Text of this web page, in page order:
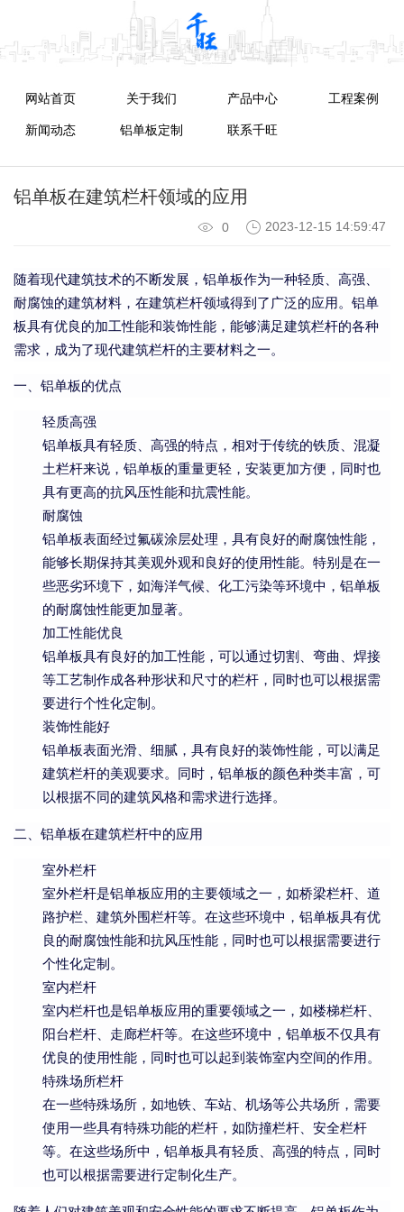
网站首页 关于我们 产品中心 工程案例
新闻动态 铝单板定制 联系千旺
铝单板在建筑栏杆领域的应用
0 2023-12-15 14:59:47
随着现代建筑技术的不断发展，铝单板作为一种轻质、高强、
耐腐蚀的建筑材料，在建筑栏杆领域得到了广泛的应用。铝单
板具有优良的加工性能和装饰性能，能够满足建筑栏杆的各种
需求，成为了现代建筑栏杆的主要材料之一。
一、铝单板的优点
轻质高强
铝单板具有轻质、高强的特点，相对于传统的铁质、混凝
土栏杆来说，铝单板的重量更轻，安装更加方便，同时也
具有更高的抗风压性能和抗震性能。
耐腐蚀
铝单板表面经过氟碳涂层处理，具有良好的耐腐蚀性能，
能够长期保持其美观外观和良好的使用性能。特别是在一
些恶劣环境下，如海洋气候、化工污染等环境中，铝单板
的耐腐蚀性能更加显著。
加工性能优良
铝单板具有良好的加工性能，可以通过切割、弯曲、焊接
等工艺制作成各种形状和尺寸的栏杆，同时也可以根据需
要进行个性化定制。
装饰性能好
铝单板表面光滑、细腻，具有良好的装饰性能，可以满足
建筑栏杆的美观要求。同时，铝单板的颜色种类丰富，可
以根据不同的建筑风格和需求进行选择。
二、铝单板在建筑栏杆中的应用
室外栏杆
室外栏杆是铝单板应用的主要领域之一，如桥梁栏杆、道
路护栏、建筑外围栏杆等。在这些环境中，铝单板具有优
良的耐腐蚀性能和抗风压性能，同时也可以根据需要进行
个性化定制。
室内栏杆
室内栏杆也是铝单板应用的重要领域之一，如楼梯栏杆、
阳台栏杆、走廊栏杆等。在这些环境中，铝单板不仅具有
优良的使用性能，同时也可以起到装饰室内空间的作用。
特殊场所栏杆
在一些特殊场所，如地铁、车站、机场等公共场所，需要
使用一些具有特殊功能的栏杆，如防撞栏杆、安全栏杆
等。在这些场所中，铝单板具有轻质、高强的特点，同时
也可以根据需要进行定制化生产。